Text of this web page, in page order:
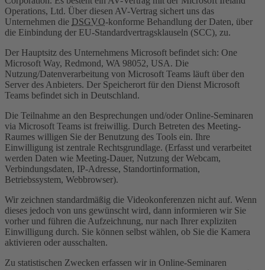
Operations, Ltd. Über diesen AV-Vertrag sichert uns das
Unternehmen die DSGVO-konforme Behandlung der Daten, über
die Einbindung der EU-Standardvertragsklauseln (SCC), zu.
Der Hauptsitz des Unternehmens Microsoft befindet sich: One
Microsoft Way, Redmond, WA 98052, USA. Die
Nutzung/Datenverarbeitung von Microsoft Teams läuft über den
Server des Anbieters. Der Speicherort für den Dienst Microsoft
Teams befindet sich in Deutschland.
Die Teilnahme an den Besprechungen und/oder Online-Seminaren
via Microsoft Teams ist freiwillig. Durch Betreten des Meeting-
Raumes willigen Sie der Benutzung des Tools ein. Ihre
Einwilligung ist zentrale Rechtsgrundlage. (Erfasst und verarbeitet
werden Daten wie Meeting-Dauer, Nutzung der Webcam,
Verbindungsdaten, IP-Adresse, Standortinformation,
Betriebssystem, Webbrowser).
Wir zeichnen standardmäßig die Videokonferenzen nicht auf. Wenn
dieses jedoch von uns gewünscht wird, dann informieren wir Sie
vorher und führen die Aufzeichnung, nur nach Ihrer expliziten
Einwilligung durch. Sie können selbst wählen, ob Sie die Kamera
aktivieren oder ausschalten.
Zu statistischen Zwecken erfassen wir in Online-Seminaren